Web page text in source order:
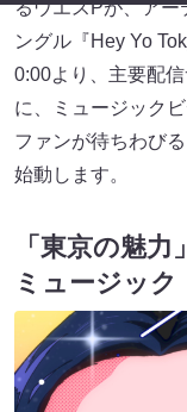
ングル『Hey Yo
0:00より、主要配
に、ミュージック
ファンが待ちわび
始動します。
「東京の魅
ミュージック